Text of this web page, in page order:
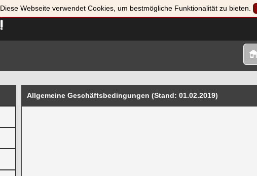
Allgemeine Geschäftsbedingungen (Stand: 01.02.2019)
Diese Webseite verwendet Cookies, um bestmögliche Funktionalität zu bieten.